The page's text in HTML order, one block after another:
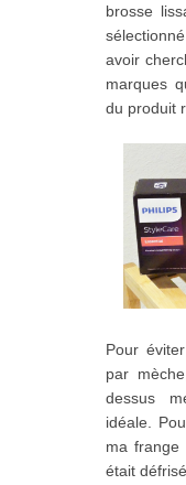
brosse
avoir
marques
du produit
Pour
par
dessus
idéale.
ma frange
était